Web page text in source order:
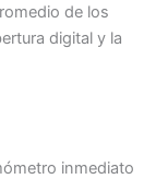
de los
digital y la
inmediato